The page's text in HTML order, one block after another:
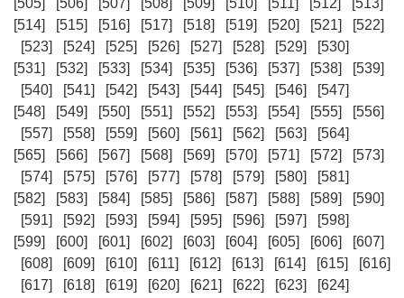
[505]
[506] [507] [508] [509] [510] [511] [512]
[513]
[514]
[515] [516] [517] [518] [519] [520] [521]
[522]
[523]
[524] [525] [526] [527] [528] [529]
[530]
[531]
[532] [533] [534] [535] [536] [537] [538]
[539]
[540]
[541] [542] [543] [544] [545] [546]
[547]
[548]
[549] [550] [551] [552] [553] [554] [555]
[556]
[557]
[558] [559] [560] [561] [562] [563]
[564]
[565]
[566] [567] [568] [569] [570] [571] [572]
[573]
[574]
[575] [576] [577] [578] [579] [580]
[581]
[582]
[583] [584] [585] [586] [587] [588] [589]
[590]
[591]
[592] [593] [594] [595] [596] [597]
[598]
[599]
[600] [601] [602] [603] [604] [605] [606]
[607]
[608]
[609] [610] [611] [612] [613] [614] [615]
[616]
[617]
[618] [619] [620] [621] [622] [623]
[624]